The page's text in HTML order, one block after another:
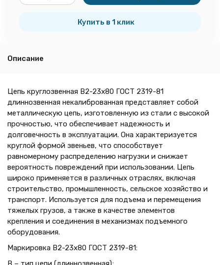
Купить в 1 клик
Описание
Цепь круглозвенная B2-23х80 ГОСТ 2319-81
длиннозвенная некалиброванная представляет собой
металлическую цепь, изготовленную из стали с высокой
прочностью, что обеспечивает надежность и
долговечность в эксплуатации. Она характеризуется
круглой формой звеньев, что способствует
равномерному распределению нагрузки и снижает
вероятность повреждений при использовании. Цепь
широко применяется в различных отраслях, включая
строительство, промышленность, сельское хозяйство и
транспорт. Используется для подъема и перемещения
тяжелых грузов, а также в качестве элементов
крепления и соединения в механизмах подъемного
оборудования.
Маркировка B2-23х80 ГОСТ 2319-81: